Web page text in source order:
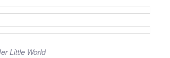
Little World